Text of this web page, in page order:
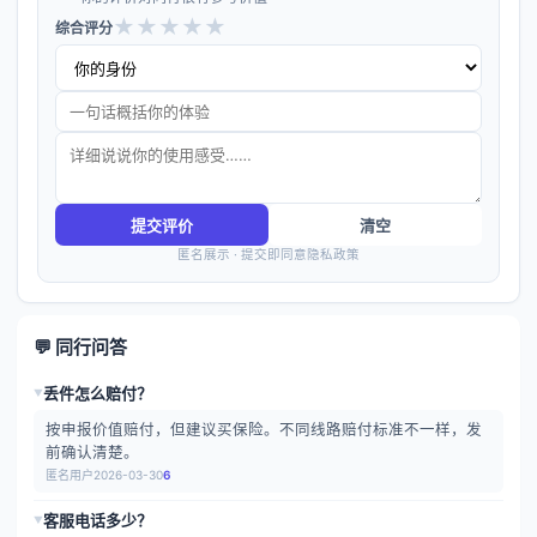
综合评分★ ★ ★ ★ ★
提交评价 清空
匿名展示 · 提交即同意隐私政策
💬 同行问答
▶丢件怎么赔付？
按申报价值赔付，但建议买保险。不同线路赔付标准不一样，发
前确认清楚。
匿名用户2026-03-306
▶客服电话多少？